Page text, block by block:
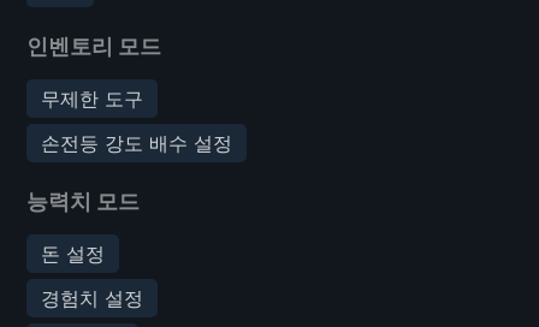
인벤토리 모드
무제한 도구
손전등 강도 배수 설정
능력치 모드
돈 설정
경험치 설정